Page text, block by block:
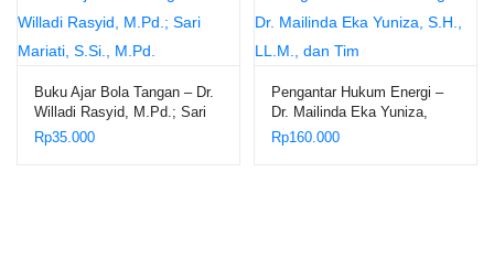
Buku Ajar Bola Tangan – Dr.
Willadi Rasyid, M.Pd.; Sari
Mariati, S.Si., M.Pd.
Rp35.000
Pengantar Hukum Energi –
Dr. Mailinda Eka Yuniza,
S.H., LL.M., dan Tim
Rp160.000